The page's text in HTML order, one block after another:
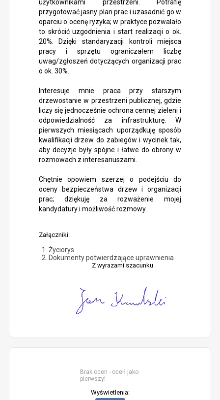
użytkownikami przestrzeni. Potrafię
przygotować jasny plan prac i uzasadnić go w
oparciu o ocenę ryzyka; w praktyce pozwalało
to skrócić uzgodnienia i start realizacji o ok.
20%. Dzięki standaryzacji kontroli miejsca
pracy i sprzętu ograniczałem liczbę
uwag/zgłoszeń dotyczących organizacji prac
o ok. 30%.
Interesuje mnie praca przy starszym
drzewostanie w przestrzeni publicznej, gdzie
liczy się jednocześnie ochrona cennej zieleni i
odpowiedzialność za infrastrukturę. W
pierwszych miesiącach uporządkuję sposób
kwalifikacji drzew do zabiegów i wycinek tak,
aby decyzje były spójne i łatwe do obrony w
rozmowach z interesariuszami.
Chętnie opowiem szerzej o podejściu do
oceny bezpieczeństwa drzew i organizacji
prac; dziękuję za rozważenie mojej
kandydatury i możliwość rozmowy.
Załączniki:
Życiorys
Dokumenty potwierdzające uprawnienia
Z wyrazami szacunku
Brak ocen - oceń jako
pierwszy!
Wyświetlenia: